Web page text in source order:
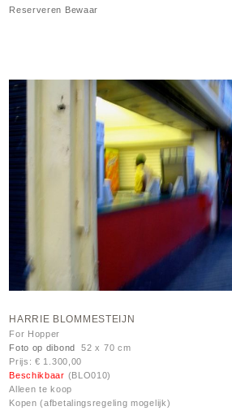
Reserveren Bewaar
HARRIE BLOMMESTEIJN
For Hopper
Foto op dibond
52 x 70 cm
Prijs: € 1.300,00
Beschikbaar (BLO010)
Alleen te koop
Kopen (afbetalingsregeling mogelijk)